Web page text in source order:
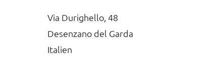
Via Durighello, 48
Desenzano del Garda
Italien